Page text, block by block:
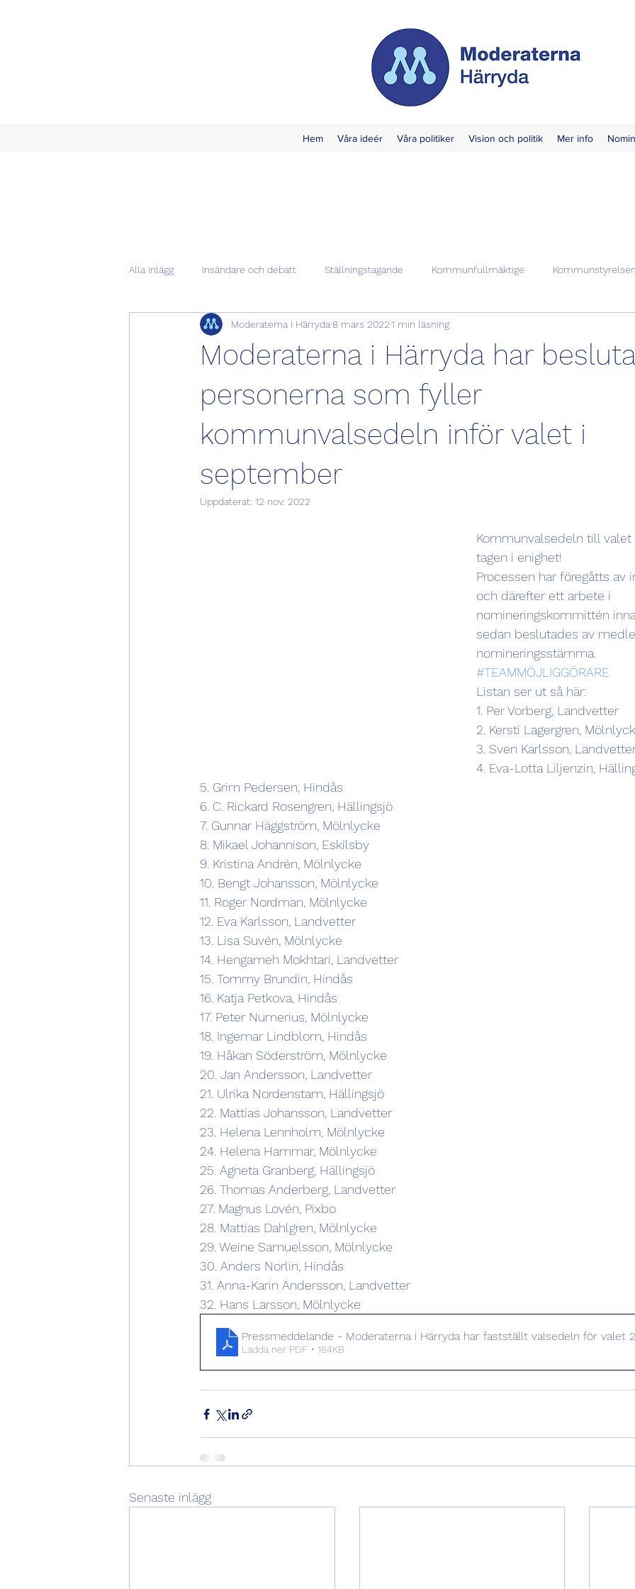
Hem Våra ideér Våra politiker Vision och politik Mer info
Alla inlägg Insändare och debatt Ställningstagande Kommunfullmäktige Kommunstyrelsen
Utbildning, kultur och fritidsnämnd KSO Härryda
Moderaterna i Härryda har
personerna som fyller
kommunvalsedeln inför valet i
september
Moderaterna i Härryda 8 mars 20221 min läsning
Uppdaterat: 12 nov. 2022
Kommunvalsedeln till
tagen i enighet!
Processen har föregåtts av
och därefter ett arbete i
nomineringskommittén
sedan beslutades av
nomineringsstämma.
#TEAMMÖJLIGGÖRARE
Listan ser ut så här:
1. Per Vorberg, Landvetter
2. Kersti Lagergren,
3. Sven Karlsson,
4. Eva-Lotta Liljenzin,
5. Grim Pedersen, Hindås
6. C. Rickard Rosengren, Hällingsjö
7. Gunnar Häggström, Mölnlycke
8. Mikael Johannison, Eskilsby
9. Kristina Andrén, Mölnlycke
10. Bengt Johansson, Mölnlycke
11. Roger Nordman, Mölnlycke
12. Eva Karlsson, Landvetter
13. Lisa Suvén, Mölnlycke
14. Hengameh Mokhtari, Landvetter
15. Tommy Brundin, Hindås
16. Katja Petkova, Hindås
17. Peter Numerius, Mölnlycke
18. Ingemar Lindblom, Hindås
19. Håkan Söderström, Mölnlycke
20. Jan Andersson, Landvetter
21. Ulrika Nordenstam, Hällingsjö
22. Mattias Johansson, Landvetter
23. Helena Lennholm, Mölnlycke
24. Helena Hammar, Mölnlycke
25. Agneta Granberg, Hällingsjö
26. Thomas Anderberg, Landvetter
27. Magnus Lovén, Pixbo
28. Mattias Dahlgren, Mölnlycke
29. Weine Samuelsson, Mölnlycke
30. Anders Norlin, Hindås
31. Anna-Karin Andersson, Landvetter
32. Hans Larsson, Mölnlycke
Pressmeddelande - Moderaterna i Härryda har fastställt valsedeln för valet
Ladda ner PDF • 184KB
Senaste inlägg